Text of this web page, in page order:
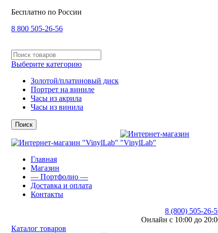
Бесплатно по России
8 800 505-26-56
Выберите категорию
Золотой/платиновый диск
Портрет на виниле
Часы из акрила
Часы из винила
Поиск
Главная
Магазин
— Портфолио —
Доставка и оплата
Контакты
8 (800) 505-26-
Онлайн с 10:00 до
Каталог товаров